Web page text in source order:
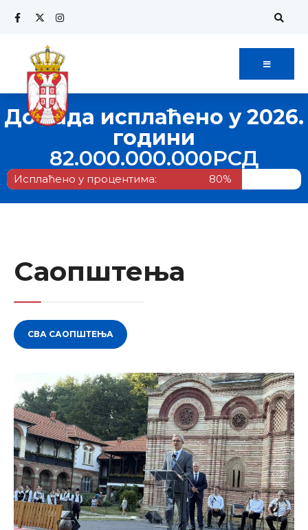
До сада исплаћено у 2026.
години
82.000.000.000РСД
Исплаћено у процентима: 80%
Саопштења
СВА САОПШТЕЊА